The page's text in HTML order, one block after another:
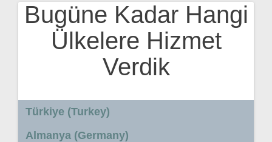
Bugüne Kadar Hangi
Ülkelere Hizmet
Verdik
Türkiye (Turkey)
Almanya (Germany)